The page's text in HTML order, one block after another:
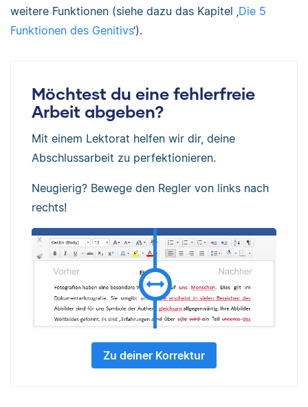
weitere Funktionen (siehe dazu das Kapitel ‚ Die 5
Funktionen des Genitivs‘).
Möchtest du eine fehlerfreie
Arbeit abgeben?
Mit einem Lektorat helfen wir dir, deine
Abschlussarbeit zu perfektionieren.
Neugierig? Bewege den Regler von links nach
rechts!
Zu deiner Korrektur